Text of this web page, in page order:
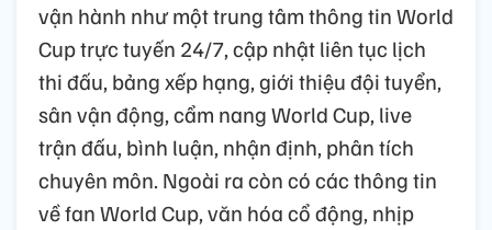
vận hành như một trung tâm thông tin World
Cup trực tuyến 24/7, cập nhật liên tục lịch
thi đấu, bảng xếp hạng, giới thiệu đội tuyển,
sân vận động, cẩm nang World Cup, live
trận đấu, bình luận, nhận định, phân tích
chuyên môn. Ngoài ra còn có các thông tin
về fan World Cup, văn hóa cổ động, nhịp